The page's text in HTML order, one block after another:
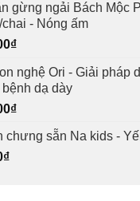
gừng ngải Bách Mộc
- Nóng ấm
₫
nghệ Ori - Giải pháp
dạ dày
₫
chưng sẵn Na kids -
₫